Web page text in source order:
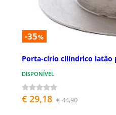
-35%
Porta-círio cilíndrico latão
DISPONÍVEL
€ 29,18 € 44,90